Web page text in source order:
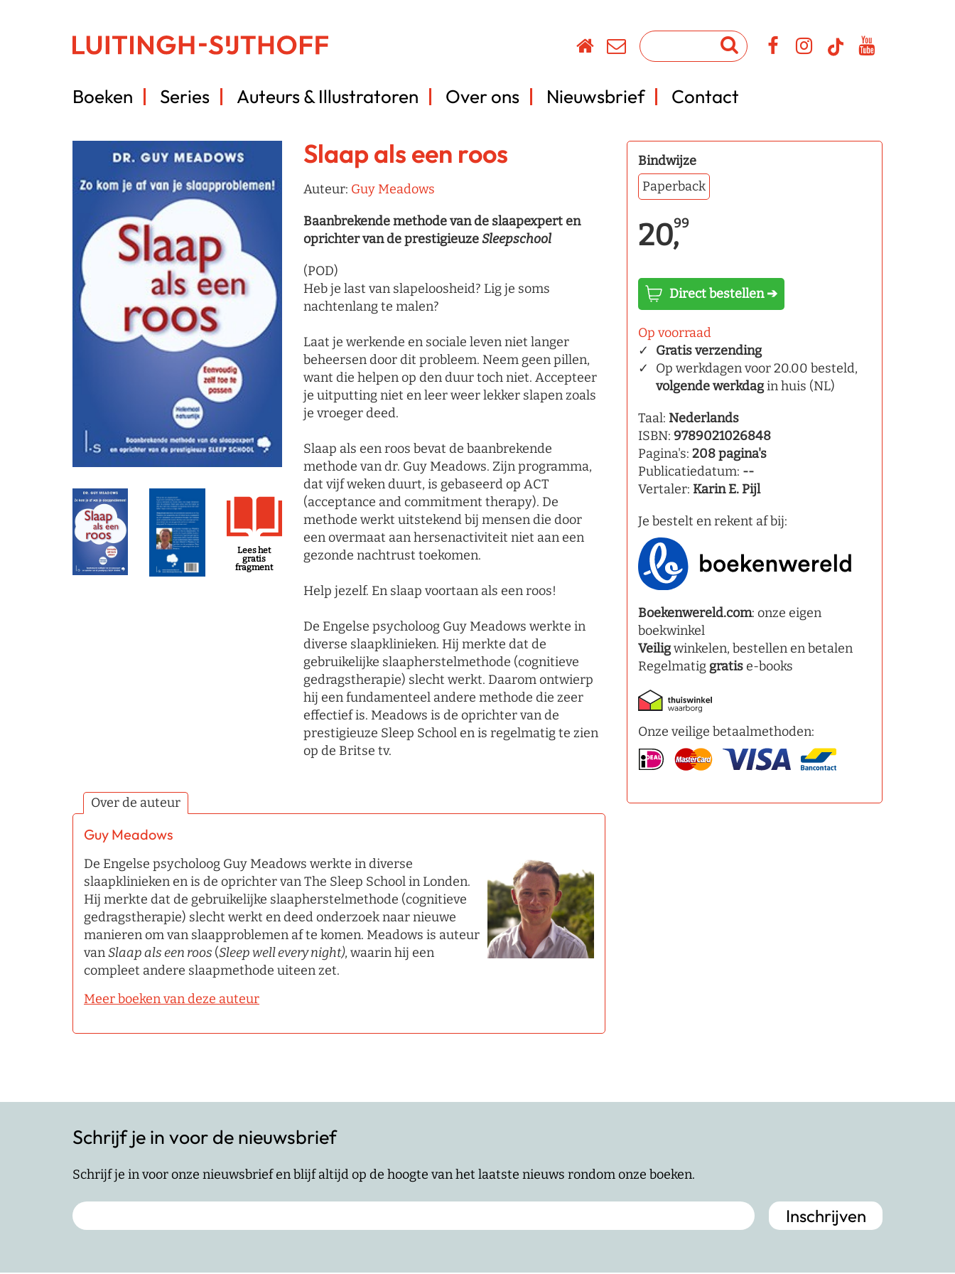
Boeken Series Auteurs & Illustratoren Over ons Nieuwsbrief Contact
Lees het
gratis
fragment
Slaap als een roos
Auteur: Guy Meadows
Baanbrekende methode van de slaapexpert en
oprichter van de prestigieuzeSleepschool
(POD)
Heb je last van slapeloosheid? Lig je soms
nachtenlang te malen?
Laat je werkende en sociale leven niet langer
beheersen door dit probleem. Neem geen pillen,
want die helpen op den duur toch niet. Accepteer
je uitputting niet en leer weer lekker slapen zoals
je vroeger deed.
Slaap als een roos bevat de baanbrekende
methode van dr. Guy Meadows. Zijn programma,
dat vijf weken duurt, is gebaseerd op ACT
(acceptance and commitment therapy). De
methode werkt uitstekend bij mensen die door
een overmaat aan hersenactiviteit niet aan een
gezonde nachtrust toekomen.
Help jezelf. En slaap voortaan als een roos!
De Engelse psycholoog Guy Meadows werkte in
diverse slaapklinieken. Hij merkte dat de
gebruikelijke slaapherstelmethode (cognitieve
gedragstherapie) slecht werkt. Daarom ontwierp
hij een fundamenteel andere methode die zeer
effectief is. Meadows is de oprichter van de
prestigieuze Sleep School en is regelmatig te zien
op de Britse tv.
Over de auteur
Guy Meadows
De Engelse psycholoog Guy Meadows werkte in diverse
slaapklinieken en is de oprichter van The Sleep School in Londen.
Hij merkte dat de gebruikelijke slaapherstelmethode (cognitieve
gedragstherapie) slecht werkt en deed onderzoek naar nieuwe
manieren om van slaapproblemen af te komen. Meadows is auteur
vanSlaap als een roos (Sleep well every night), waarin hij een
compleet andere slaapmethode uiteen zet.
Meer boeken van deze auteur
Bindwijze
Paperback
20,99
Direct bestellen ➔
Op voorraad
Gratis verzending
Op werkdagen voor 20.00 besteld,
volgende werkdagin huis (NL)
Taal: Nederlands
ISBN: 9789021026848
Pagina's: 208 pagina's
Publicatiedatum: --
Vertaler: Karin E. Pijl
Je bestelt en rekent af bij:
Boekenwereld.com: onze eigen
boekwinkel
Veiligwinkelen, bestellen en betalen
Regelmatig gratise-books
Onze veilige betaalmethoden:
Schrijf je in voor de nieuwsbrief
Schrijf je in voor onze nieuwsbrief en blijf altijd op de hoogte van het laatste nieuws rondom onze boeken.